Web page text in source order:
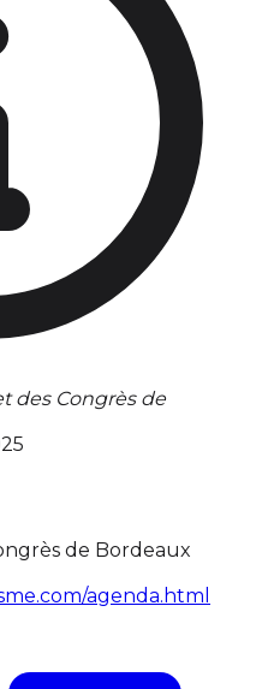
des Congrès de
de Bordeaux
agenda.html